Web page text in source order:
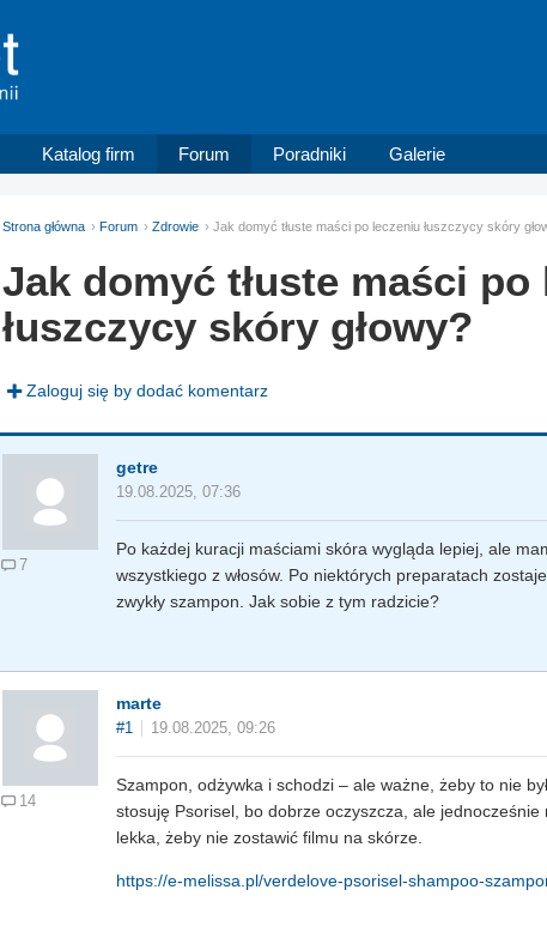
Katalog firm Forum Poradniki Galerie
Strona główna Forum Zdrowie Jak domyć tłuste maści po leczeniu łuszczycy skóry
Jak domyć tłuste maści po
łuszczycy skóry głowy?
Zaloguj się by dodać komentarz
7
getre
19.08.2025, 07:36
Po każdej kuracji maściami skóra wygląda lepiej, ale
wszystkiego z włosów. Po niektórych preparatach
zwykły szampon. Jak sobie z tym radzicie?
14
marte
#1 19.08.2025, 09:26
Szampon, odżywka i schodzi – ale ważne, żeby to nie
stosuję Psorisel, bo dobrze oczyszcza, ale
lekka, żeby nie zostawić filmu na skórze.
https://e-melissa.pl/verdelove-psorisel-shampoo-